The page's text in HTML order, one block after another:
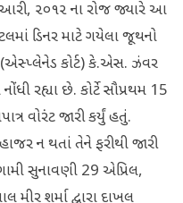
૨૦૧૨ ના રોજ જ્યારે આ
ડિનર માટે ગયેલા જૂથનો
કોર્ટ) કે.એસ. ઝંવર
રહ્યા છે. કોર્ટે સૌપ્રથમ 15
વોરંટ જારી કર્યું હતું.
ન થતાં તેને ફરીથી જારી
સુનાવણી 29 એપ્રિલ,
મીર શર્મા દ્વારા દાખલ